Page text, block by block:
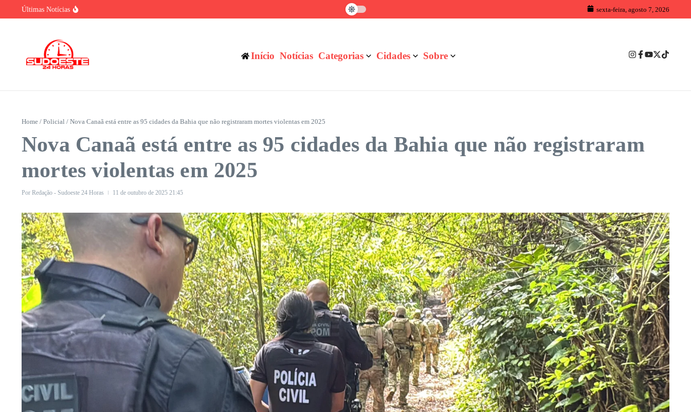
Ir para o conteúdo
Últimas Notícias sexta-feira, agosto 7, 2026
Início Notícias Categorias Cidades Sobre
Home / Policial / Nova Canaã está entre as 95 cidades da Bahia que não registraram mortes violentas em 2025
Nova Canaã está entre as 95 cidades da Bahia que não registraram
mortes violentas em 2025
Por Redação - Sudoeste 24 Horas 11 de outubro de 2025 21:45